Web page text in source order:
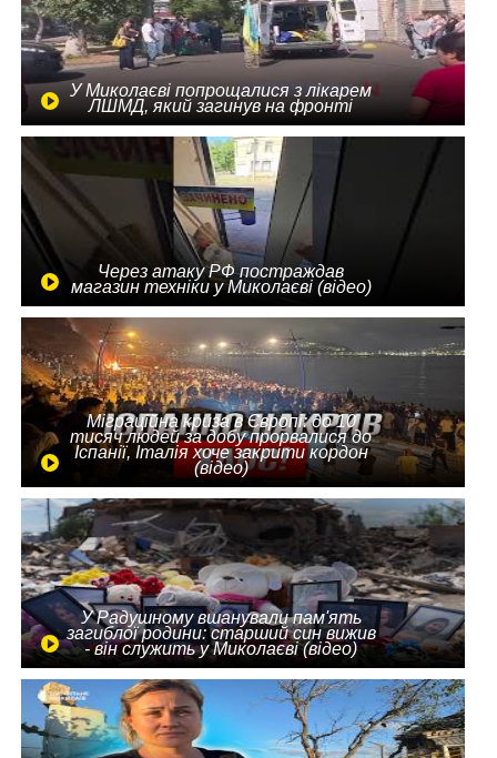
У Миколаєві попрощалися з лікарем
ЛШМД, який загинув на фронті
Через атаку РФ постраждав
магазин техніки у Миколаєві (відео)
Міграційна криза в Європі: до 10
тисяч людей за добу прорвалися до
Іспанії, Італія хоче закрити кордон
(відео)
У Радушному вшанували пам'ять
загиблої родини: старший син вижив
- він служить у Миколаєві (відео)